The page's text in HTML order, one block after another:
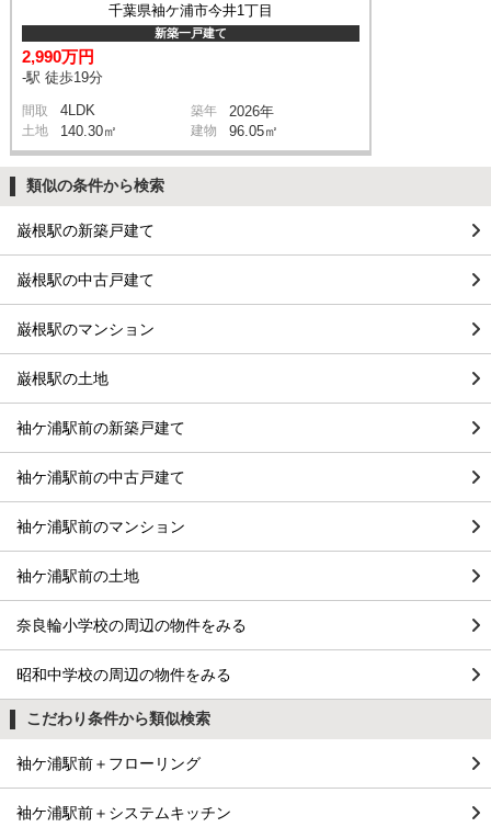
千葉県袖ケ浦市今井1丁目
新築一戸建て
2,990万円
-駅 徒歩19分
間取 4LDK 築年 2026年
土地 140.30㎡ 建物 96.05㎡
類似の条件から検索
巌根駅の新築戸建て
巌根駅の中古戸建て
巌根駅のマンション
巌根駅の土地
袖ケ浦駅前の新築戸建て
袖ケ浦駅前の中古戸建て
袖ケ浦駅前のマンション
袖ケ浦駅前の土地
奈良輪小学校の周辺の物件をみる
昭和中学校の周辺の物件をみる
こだわり条件から類似検索
袖ケ浦駅前＋フローリング
袖ケ浦駅前＋システムキッチン